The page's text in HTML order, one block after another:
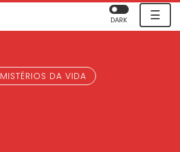
☰
DARK
MISTÉRIOS DA VIDA